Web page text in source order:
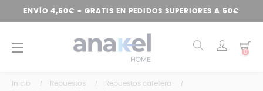
ENVÍO 4,50€ - GRATIS EN PEDIDOS SUPERIORES A 50€
Navegación
☰ 0
Inicio Repuestos
Repuestos cafetera